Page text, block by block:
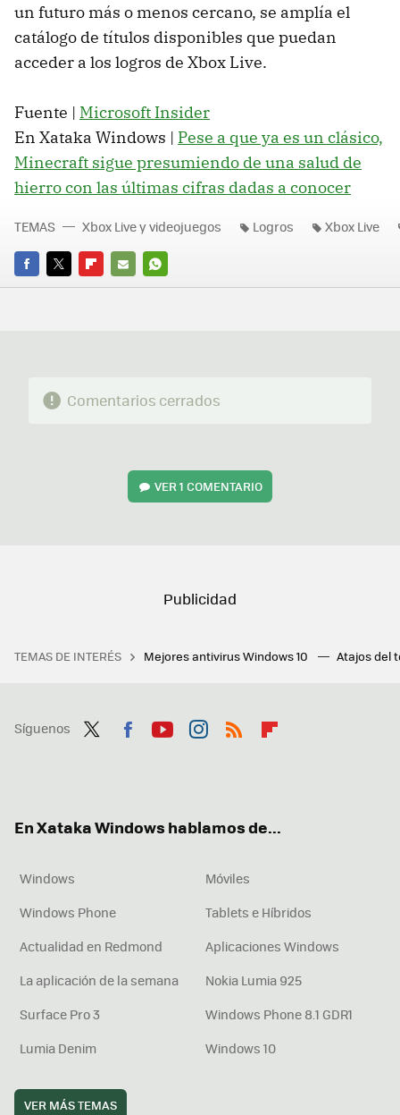
un futuro más o menos cercano, se amplía el
catálogo de títulos disponibles que puedan
acceder a los logros de Xbox Live.
Fuente | Microsoft Insider
En Xataka Windows | Pese a que ya es un clásico,
Minecraft sigue presumiendo de una salud de
hierro con las últimas cifras dadas a conocer
FACEBOOK
TWITTERFLIPBOARD
E-
WHATSAPP
TEMAS Xbox Live y videojuegos Logros Xbox Live
Comentarios cerrados
VER1 COMENTARIO
TEMAS DE INTERÉS Mejores antivirus Windows 10 Atajos del
Síguenos
En Xataka Windows hablamos de...
Windows
Móviles
Windows Phone
Tablets e Híbridos
Actualidad en Redmond
Aplicaciones Windows
La aplicación de la semana
Nokia Lumia 925
Surface Pro 3
Windows Phone 8.1 GDR1
Lumia Denim
Windows 10
VER MÁS TEMAS